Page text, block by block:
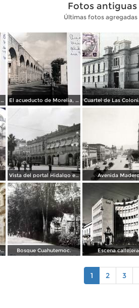
Fotos
Últimas fotos agregadas
El acueducto de Morelia, Michoacán El acueducto de Morelia, Michoacán
Vista del portal Hidalgo en Morelia Michoacán ( Circulada el 6 de Abril de 1957 ). Avenida
Avenida Francisco I Madero. Bosque Cuahutemoc. Escena
1 2 3